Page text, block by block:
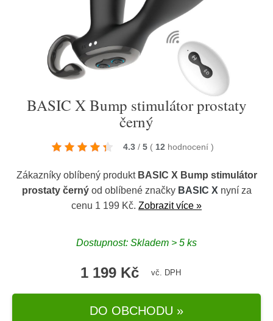
BASIC X Bump stimulátor prostaty
černý
4.3 / 5 ( 12 hodnocení )
Zákazníky oblíbený produkt BASIC X Bump stimulátor
prostaty černýod oblíbené značky BASIC X nyní za
cenu 1 199 Kč. Zobrazit více »
Dostupnost: Skladem > 5 ks
1 199 Kč vč. DPH
DO OBCHODU »